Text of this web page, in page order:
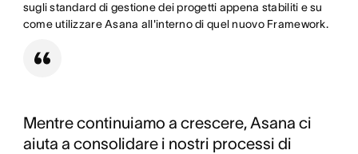
sugli standard di gestione dei progetti appena stabiliti e su
come utilizzare Asana all'interno di quel nuovo Framework.
Mentre continuiamo a crescere, Asana ci
aiuta a consolidare i nostri processi di